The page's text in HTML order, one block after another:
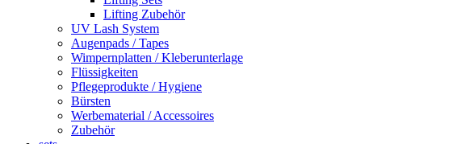
Lifting Zubehör
UV Lash System
Augenpads / Tapes
Wimpernplatten / Kleberunterlage
Flüssigkeiten
Pflegeprodukte / Hygiene
Bürsten
Werbematerial / Accessoires
Zubehör